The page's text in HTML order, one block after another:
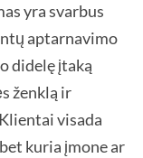
yra svarbus
aptarnavimo
didelę įtaką
ženklą ir
visada
kuria įmone ar